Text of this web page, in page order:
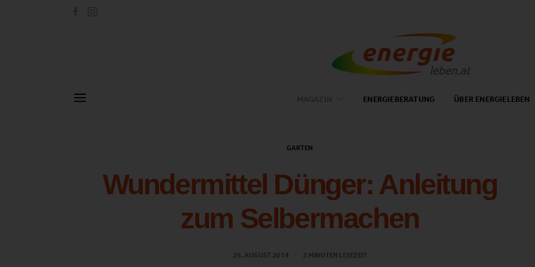
ENERGIEBERATUNG ÜBER ENERGIELEBEN
GARTEN
Wundermittel Dünger: Anleitung
zum Selbermachen
26. AUGUST 2014 3 MINUTEN LESEZEIT